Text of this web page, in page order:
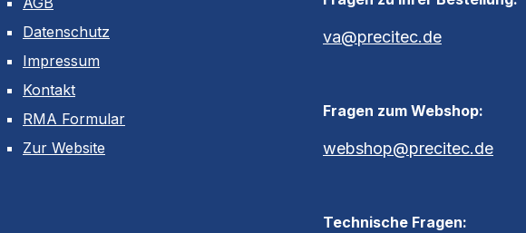
Datenschutz
Impressum
Kontakt
RMA Formular
Zur Website
va@precitec.de
Fragen zum Webshop:
webshop@precitec.de
Technische Fragen: